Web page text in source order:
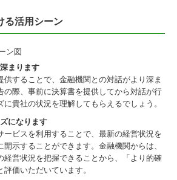
る活用シーン
まります
供することで、金融機関との対話がより深ま
の際、事前に決算書を提供してから対話が行
に貴社の状況を理解してもらえるでしょう。
になります
ービスを利用することで、最新の経営状況を
示することができます。金融機関からは、
経営状況を把握できることから、「より的確
価いただいています。